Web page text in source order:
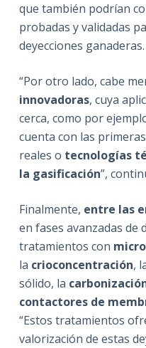
que también podrían
probadas y validadas
deyecciones ganaderas.
“Por otro lado, cabe
innovadoras, cuya
cerca, como por
cuenta con las
reales o tecnologías
la gasificación”,
Finalmente, entre las
en fases avanzadas de
tratamientos con
la crioconcentración,
sólido, la
contactores de
“Estos tratamientos
valorización de estas